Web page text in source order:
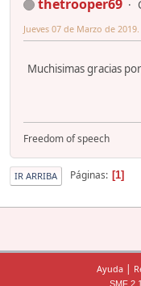
thetrooper69
Jueves 07 de Marzo de
Muchisimas gracias
Freedom of speech
IR ARRIBA Páginas 1
Ayuda |
SMF